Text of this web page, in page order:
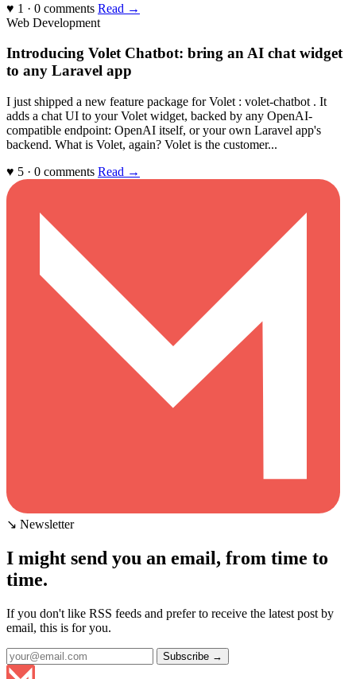
♥ 1 · 0 comments Read →
Web Development
Introducing Volet Chatbot: bring an AI chat widget
to any Laravel app
I just shipped a new feature package for Volet : volet-chatbot . It
adds a chat UI to your Volet widget, backed by any OpenAI-
compatible endpoint: OpenAI itself, or your own Laravel app's
backend. What is Volet, again? Volet is the customer...
♥ 5 · 0 comments Read →
↘ Newsletter
I might send you an email, from time to
time.
If you don't like RSS feeds and prefer to receive the latest post by
email, this is for you.
Subscribe →